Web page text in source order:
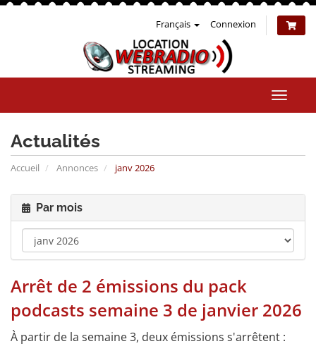
Français Connexion
la
Actualités
Accueil Annonces janv 2026
Par mois
Arrêt de 2 émissions du pack
podcasts semaine 3 de janvier 2026
À partir de la semaine 3, deux émissions s'arrêtent :